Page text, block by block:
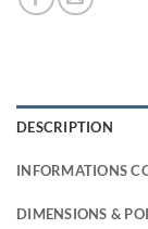
DESCRIPTION
INFORMATIONS
DIMENSIONS &